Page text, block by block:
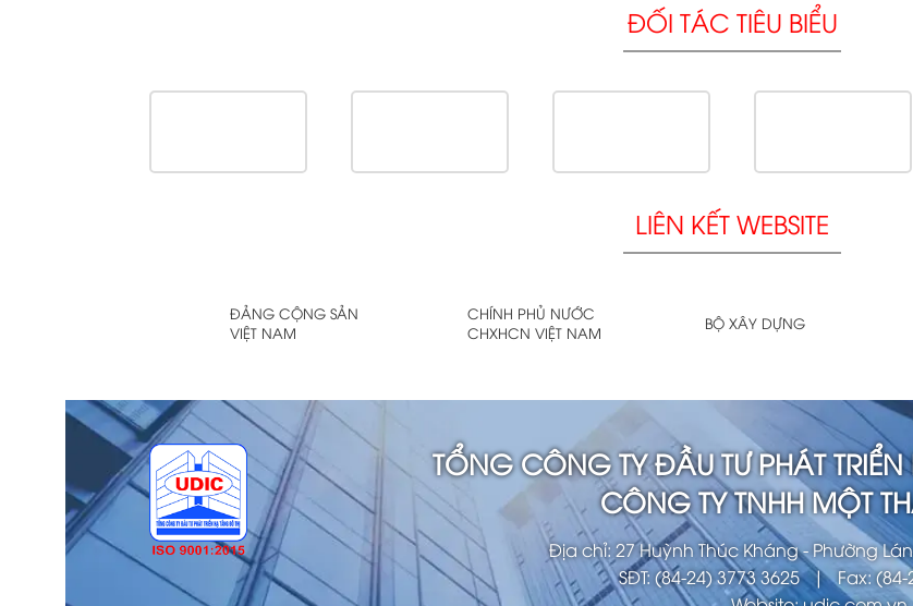
ĐỐI TÁC TIÊU BIỂU
LIÊN KẾT WEBSITE
ĐẢNG CỘNG SẢN
VIỆT NAM
CHÍNH PHỦ NƯỚC
CHXHCN VIỆT NAM
BỘ XÂY DỰNG
TỔNG CÔNG TY ĐẦU TƯ PHÁT
CÔNG TY TNHH MỘT
Địa chỉ: 27 Huỳnh Thúc Kháng - Phường
SĐT: (84-24) 3773 3625 | Fax: (84-